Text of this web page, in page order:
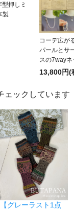
押しミ
製
コーデ広が
パールとサ
スの7way
13,800円(
ェックしています
【グレーラスト1点